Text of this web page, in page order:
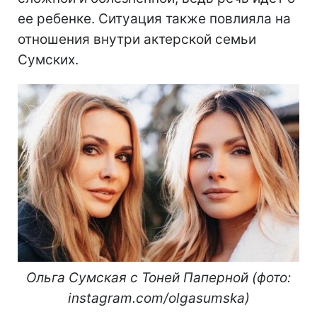
ее ребенке. Ситуация также повлияла на
отношения внутри актерской семьи
Сумских.
Ольга Сумская с Тоней Паперной (фото:
instagram.com/olgasumska)